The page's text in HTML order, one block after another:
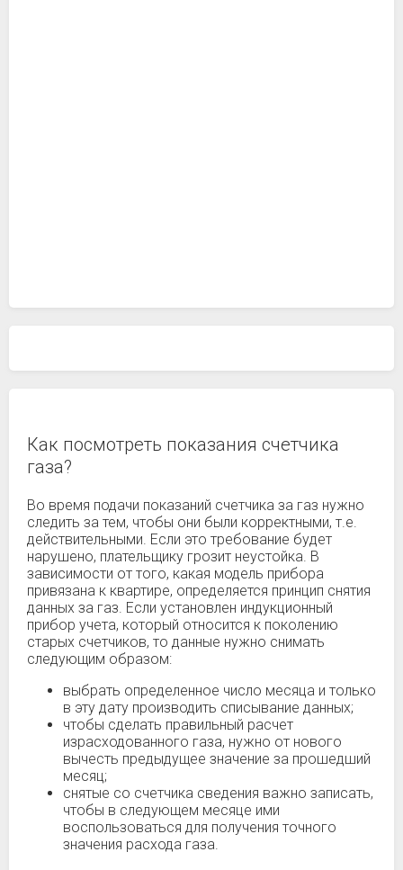
Как посмотреть показания счетчика
газа?
Во время подачи показаний счетчика за газ нужно
следить за тем, чтобы они были корректными, т.е.
действительными. Если это требование будет
нарушено, плательщику грозит неустойка. В
зависимости от того, какая модель прибора
привязана к квартире, определяется принцип снятия
данных за газ. Если установлен индукционный
прибор учета, который относится к поколению
старых счетчиков, то данные нужно снимать
следующим образом:
выбрать определенное число месяца и только
в эту дату производить списывание данных;
чтобы сделать правильный расчет
израсходованного газа, нужно от нового
вычесть предыдущее значение за прошедший
месяц;
снятые со счетчика сведения важно записать,
чтобы в следующем месяце ими
воспользоваться для получения точного
значения расхода газа.